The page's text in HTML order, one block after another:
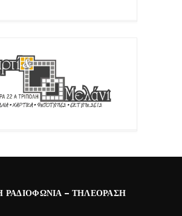
ΡΑΔΙΟΦΩΝΊΑ – ΤΗΛΕΌΡΑΣΗ